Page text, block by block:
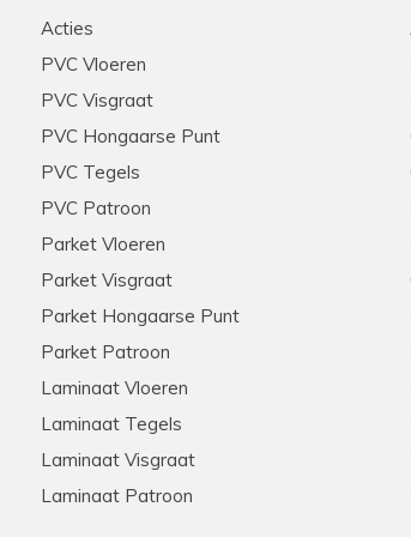
zouden aanschaffen
keuze gemaakt
ook de woonkamer en de
na wat zoekwerk een
dit werd snel en zonder
, met zeer ruime
raden ze
zijn klanten! Meerdere
via de telefoon. Kent zijn
hartelijk bedankt
Aanrader
tevreden
Acties
PVC Vloeren
PVC Visgraat
PVC Hongaarse Punt
PVC Tegels
PVC Patroon
Parket Vloeren
Parket Visgraat
Parket Hongaarse Punt
Parket Patroon
Laminaat Vloeren
Laminaat Tegels
Laminaat Visgraat
Laminaat Patroon